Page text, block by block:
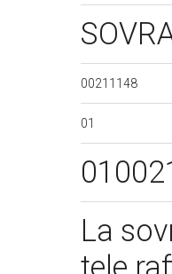
00211148
01
La
tele